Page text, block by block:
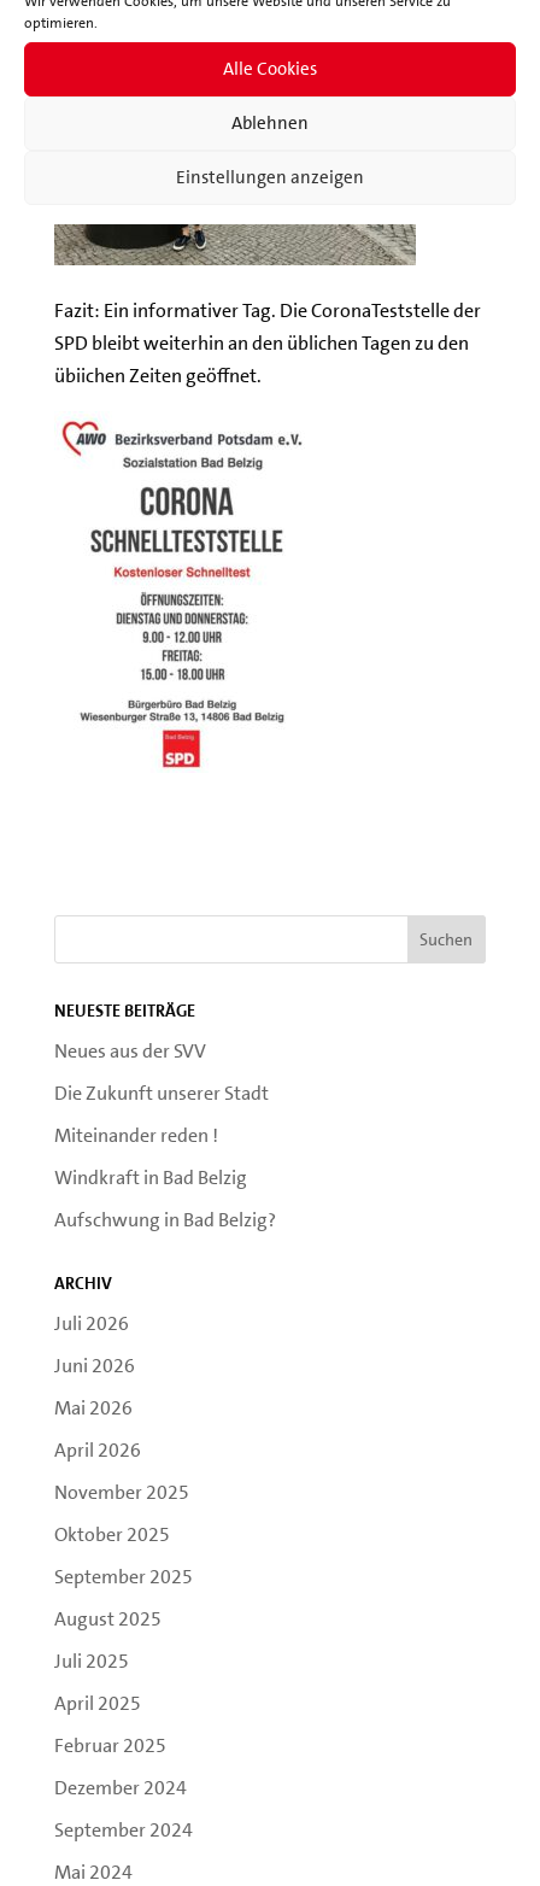
optimieren.
Alle Cookies
Ablehnen
Einstellungen anzeigen
Fazit: Ein informativer Tag. Die CoronaTeststelle der
SPD bleibt weiterhin an den üblichen Tagen zu den
übiichen Zeiten geöffnet.
Neueste Beiträge
Neues aus der SVV
Die Zukunft unserer Stadt
Miteinander reden !
Windkraft in Bad Belzig
Aufschwung in Bad Belzig?
Archiv
Juli 2026
Juni 2026
Mai 2026
April 2026
November 2025
Oktober 2025
September 2025
August 2025
Juli 2025
April 2025
Februar 2025
Dezember 2024
September 2024
Mai 2024